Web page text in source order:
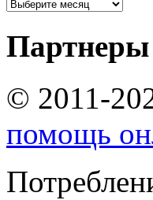
Партнеры
© 2011-
помощь